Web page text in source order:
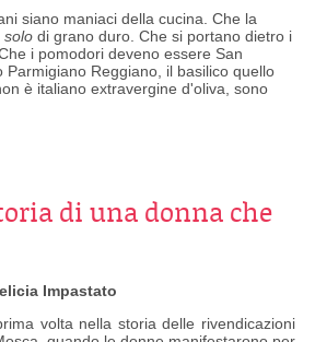
siano maniaci della cucina. Che la
solodi grano duro. Che si portano dietro i
i pomodori deveno essere San
Parmigiano Reggiano, il basilico quello
è italiano extravergine d'oliva, sono
di una donna che
Impastato
volta nella storia delle rivendicazioni